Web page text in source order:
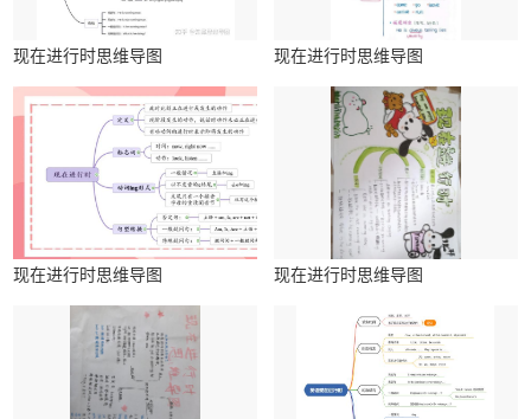
现在进行时思维导图 现在进行时思维导图
现在进行时思维导图 现在进行时思维导图